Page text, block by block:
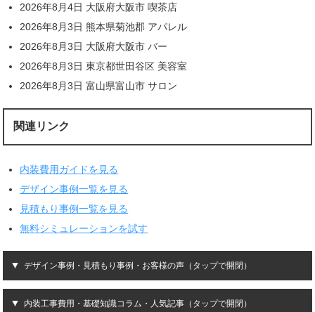
2026年8月4日 大阪府大阪市 喫茶店
2026年8月3日 熊本県菊池郡 アパレル
2026年8月3日 大阪府大阪市 バー
2026年8月3日 東京都世田谷区 美容室
2026年8月3日 富山県富山市 サロン
関連リンク
内装費用ガイドを見る
デザイン事例一覧を見る
見積もり事例一覧を見る
無料シミュレーションを試す
デザイン事例・見積もり事例・お客様の声（タップで開閉）
内装工事費用・基礎知識コラム・人気記事（タップで開閉）